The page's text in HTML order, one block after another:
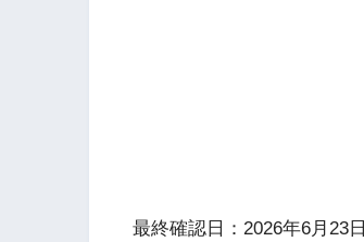
最終確認日：2026年6月23日